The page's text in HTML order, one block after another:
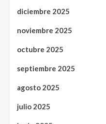
diciembre 2025
noviembre 2025
octubre 2025
septiembre 2025
agosto 2025
julio 2025